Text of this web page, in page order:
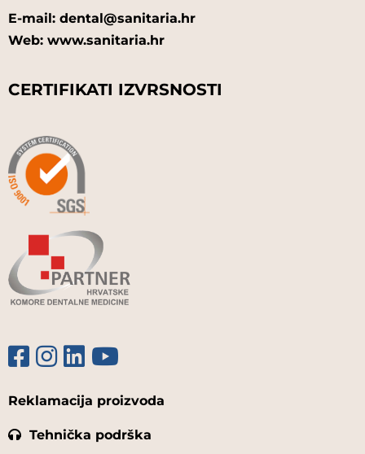
E-mail: dental@sanitaria.hr
Web: www.sanitaria.hr
CERTIFIKATI IZVRSNOSTI
Reklamacija proizvoda
Tehnička podrška